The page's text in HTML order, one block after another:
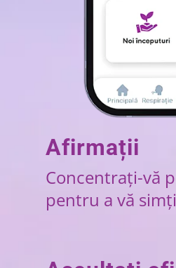
Afirmații
Concentrați-vă
pentru a vă